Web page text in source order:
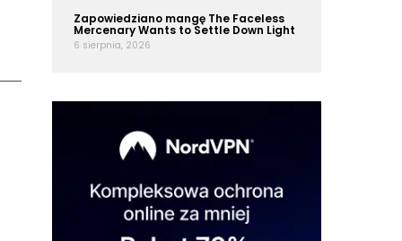
Zapowiedziano mangę The Faceless
Mercenary Wants to Settle Down Light
6 sierpnia, 2026